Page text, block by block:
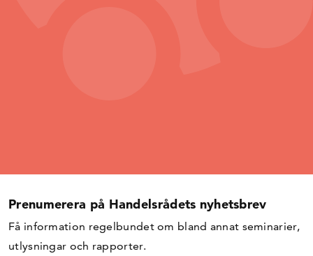
Prenumerera på Handelsrådets nyhetsbrev
Få information regelbundet om bland annat seminarier,
utlysningar och rapporter.